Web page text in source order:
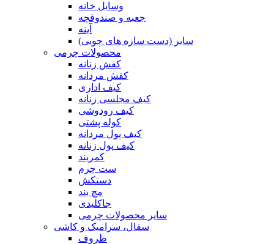
وسایل خانه
جعبه و صندوقچه
آینه
سایر (دست سازه های چوبی)
محصولات چرمی
کفش زنانه
کفش مردانه
کیف اداری
کیف مجلسی زنانه
کیف رودوشی
کوله پشتی
کیف پول مردانه
کیف پول زنانه
کمربند
ست چرم
دستکش
مچ بند
جاکلیدی
سایر محصولات چرمی
سفال، سرامیک و کاشی
ظروف